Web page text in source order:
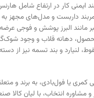
ایمنی کار در ارتفاع شامل
کمربند داربست و مدل‌های مجهز
مانند البرز پوشش و فوجی
دهانه قلاب و وجود
لنیارد و بند تسمه نیز از دسته
کمری یا فول‌بادی، به برند و
مشاوره انتخاب، با لیان کالا